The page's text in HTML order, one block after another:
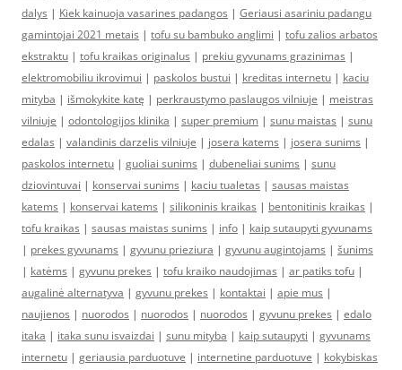
dalys | Kiek kainuoja vasarines padangos | Geriausi asariniu padangu
gamintojai 2021 metais | tofu su bambuko anglimi | tofu zalios arbatos
ekstraktu | tofu kraikas originalus | prekiu gyvunams grazinimas |
elektromobiliu ikrovimui | paskolos bustui | kreditas internetu | kaciu
mityba | išmokykite katę | perkraustymo paslaugos vilniuje | meistras
vilniuje | odontologijos klinika | super premium | sunu maistas | sunu
edalas | valandinis darzelis vilniuje | josera katems | josera sunims |
paskolos internetu | guoliai sunims | dubeneliai sunims | sunu
dziovintuvai | konservai sunims | kaciu tualetas | sausas maistas
katems | konservai katems | silikoninis kraikas | bentonitinis kraikas |
tofu kraikas | sausas maistas sunims | info | kaip sutaupyti gyvunams
| prekes gyvunams | gyvunu prieziura | gyvunu augintojams | šunims
| katėms | gyvunu prekes | tofu kraiko naudojimas | ar patiks tofu |
augalinė alternatyva | gyvunu prekes | kontaktai | apie mus |
naujienos | nuorodos | nuorodos | nuorodos | gyvunu prekes | edalo
itaka | itaka sunu isvaizdai | sunu mityba | kaip sutaupyti | gyvunams
internetu | geriausia parduotuve | internetine parduotuve | kokybiskas